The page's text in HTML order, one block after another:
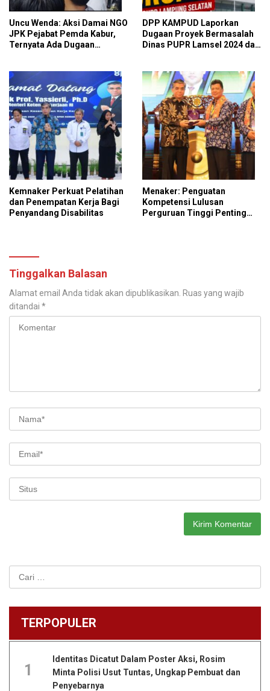
Uncu Wenda: Aksi Damai NGO
JPK Pejabat Pemda Kabur,
Ternyata Ada Dugaan
DPP KAMPUD Laporkan
Dugaan Proyek Bermasalah
Dinas PUPR Lamsel 2024 dan
Kemnaker Perkuat Pelatihan
dan Penempatan Kerja Bagi
Penyandang Disabilitas
Menaker: Penguatan
Kompetensi Lulusan
Perguruan Tinggi Penting
Tinggalkan Balasan
Alamat email Anda tidak akan dipublikasikan. Ruas yang wajib
ditandai *
TERPOPULER
1
Identitas Dicatut Dalam Poster Aksi, Rosim
Minta Polisi Usut Tuntas, Ungkap Pembuat dan
Penyebarnya